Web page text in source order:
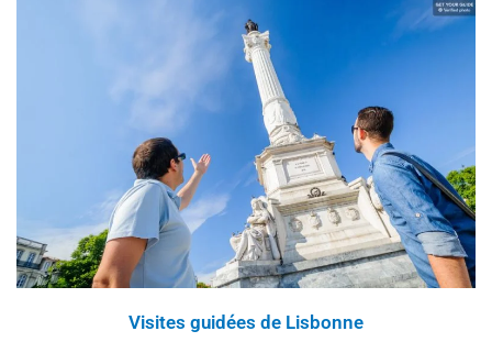
Visites guidées de Lisbonne